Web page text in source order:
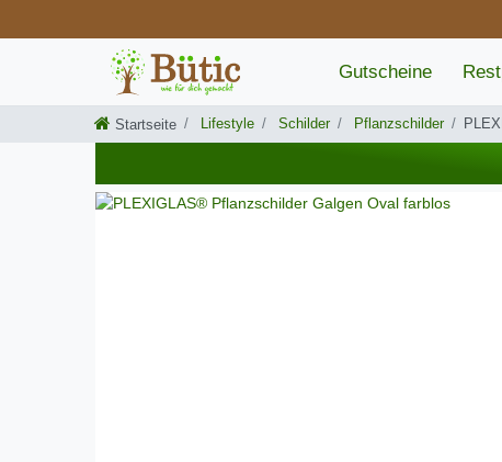
Gutscheine
Startseite Lifestyle Schilder Pflanzschilder